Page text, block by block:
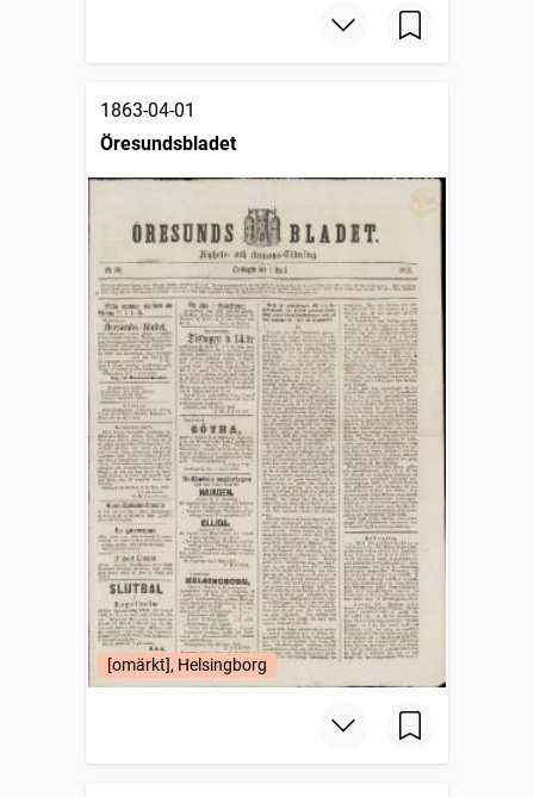
1863-04-01
Öresundsbladet
[omärkt], Helsingborg